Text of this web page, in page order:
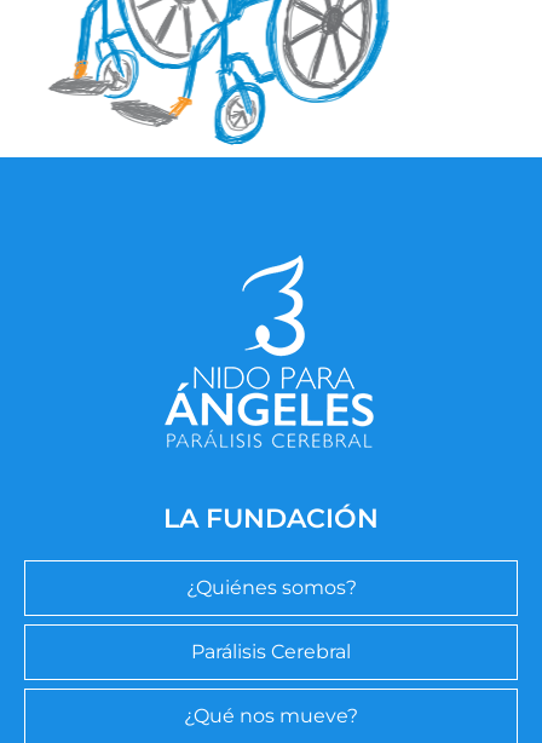
LA FUNDACIÓN
¿Quiénes somos?
Parálisis Cerebral
¿Qué nos mueve?